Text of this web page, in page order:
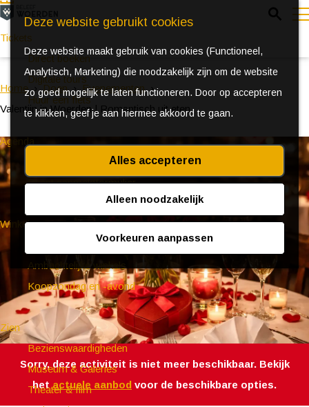
Deze website gebruikt cookies
Deze website maakt gebruik van cookies (Functioneel,
Analytisch, Marketing) die noodzakelijk zijn om de website
zo goed mogelijk te laten functioneren. Door op accepteren
te klikken, geef je aan hiermee akkoord te gaan.
Alles accepteren
Alleen noodzakelijk
Voorkeuren aanpassen
e
Tickets
Direct boeken
Digitale tours
Huur een fiets
Agenda
Ontdek Woerden in de zomer
Event aanmeldformulier
Winkelen
(Bijzondere) markten
Koopzondag en -avond
Zien
Bezienswaardigheden
Museum & Galeries
Theater & film
Home Doen
Evenementen
Valentijn in Woerden | Romantisch uit eten
Sorry, deze activiteit is niet meer beschikbaar. Bekijk
hetactuele aanbod voor de beschikbare opties.